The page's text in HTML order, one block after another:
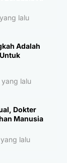
lalu
Adalah
lalu
Dokter
Manusia
lalu